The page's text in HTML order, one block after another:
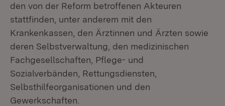
den von der Reform betroffenen Akteuren
stattfinden, unter anderem mit den
Krankenkassen, den Ärztinnen und Ärzten sowie
deren Selbstverwaltung, den medizinischen
Fachgesellschaften, Pflege- und
Sozialverbänden, Rettungsdiensten,
Selbsthilfeorganisationen und den
Gewerkschaften.